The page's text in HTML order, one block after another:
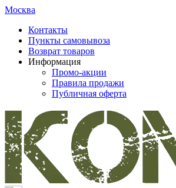
Москва
Контакты
Пункты самовывоза
Возврат товаров
Информация
Промо-акции
Правила продажи
Публичная оферта